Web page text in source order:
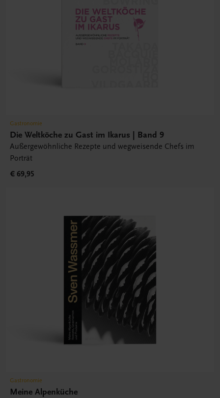
Gastronomie
Die Weltköche zu Gast im Ikarus | Band 9
Außergewöhnliche Rezepte und wegweisende Chefs im
Porträt
€ 69,95
Gastronomie
Meine Alpenküche